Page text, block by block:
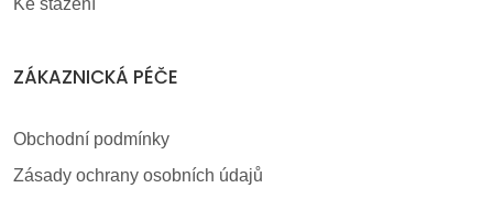
ZÁKAZNICKÁ PÉČE
Obchodní podmínky
Zásady ochrany osobních údajů